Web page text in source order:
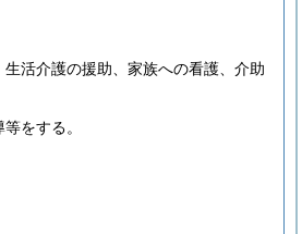
活介護の援助、家族への看護、介助
をする。